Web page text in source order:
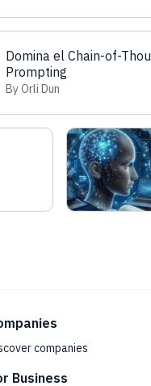
Domina el Chain-of-
Prompting
By Orli Dun
companies
Business